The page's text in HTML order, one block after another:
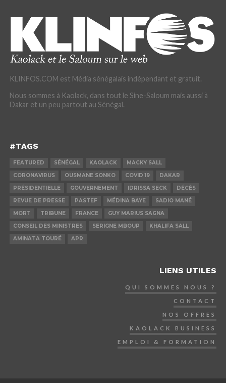
KLINFOS.COM est Média sénégalais indépendant et gratuit.
Nous sommes à Kaolack, dans tout le Sine-Saloum mais aussi à
Dakar et un peu partout au Sénégal.
#TAGS
FEATURED SÉNÉGAL KAOLACK
MACKY SALL
CORONAVIRUS
OUSMANE SONKO COVID 19
DAKAR
PRÉSIDENTIELLE
GOUVERNEMENT IDRISSA SECK
DÉCÈS
REVUE DE PRESSE
PASTEF MÉDINA BAYE
SADIO MANÉ
MORT
TRIBUNE FRANCE
GUY MARIUS SAGNA
CONSEIL DES MINISTRES
SERIGNE MBOUP
KHALIFA SALL
AMINATA TOURÉ
APR
LIENS UTILES
QUI SOMMES NOUS ?
CONTACT
NOS OFFRES
KAOLACK BUSINESS
EMPLOI & FORMATION